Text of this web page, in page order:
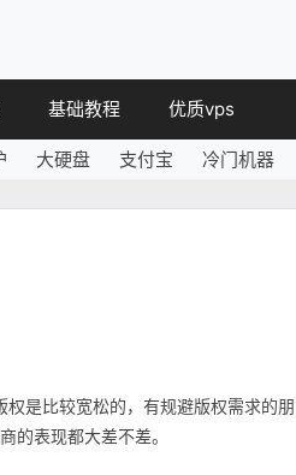
基础教程 优质vps
大硬盘 支付宝 冷门机器
是比较宽松的，有规避版权需求的朋
的表现都大差不差。